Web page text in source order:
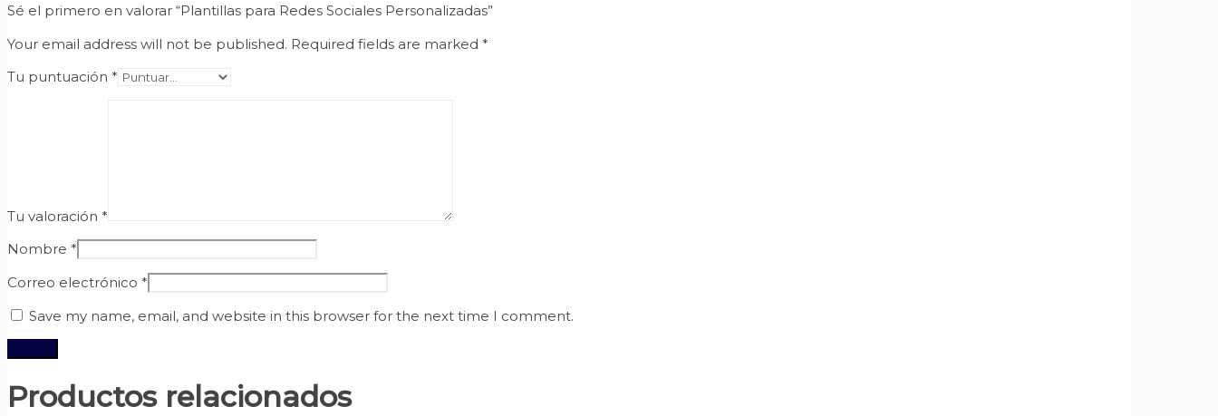
Sé el primero en valorar “Plantillas para Redes Sociales Personalizadas”
Your email address will not be published. Required fields are marked *
Tu puntuación *
Tu valoración *
Nombre *
Correo electrónico *
Save my name, email, and website in this browser for the next time I comment.
Productos relacionados